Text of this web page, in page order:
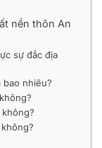
nền thôn An
sự đắc địa
bao nhiêu?